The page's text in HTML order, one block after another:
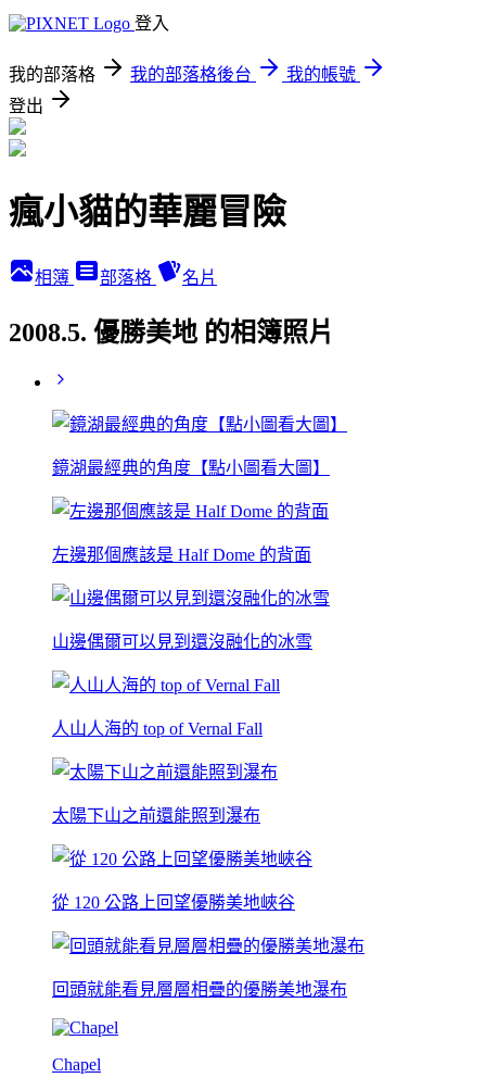
登入
我的部落格 我的部落格後台
我的帳號
登出
瘋小貓的華麗冒險
相簿 部落格 名片
2008.5. 優勝美地 的相簿照片
鏡湖最經典的角度【點小圖看大圖】
左邊那個應該是 Half Dome 的背面
山邊偶爾可以見到還沒融化的冰雪
人山人海的 top of Vernal Fall
太陽下山之前還能照到瀑布
從 120 公路上回望優勝美地峽谷
回頭就能看見層層相疊的優勝美地瀑布
Chapel